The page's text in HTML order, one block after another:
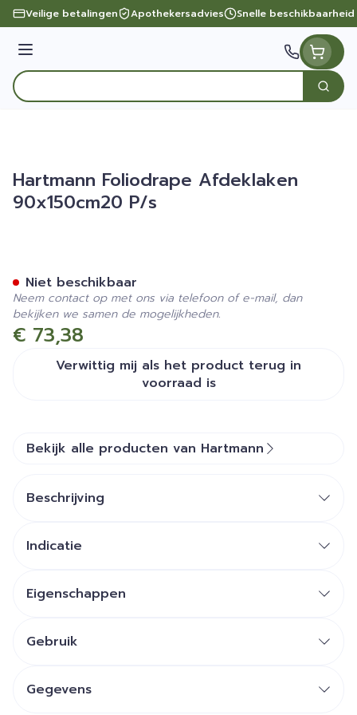
Ga naar de inhoud
Veilige betalingen Apothekersadvies Snelle beschikbaarheid
Menu
Product, merk, categorie...
Zoek
Hartmann Foliodrape Afdeklaken
90x150cm20 P/s
€ 73,38
Verwittig mij als het product terug in
voorraad is
Niet beschikbaar
Neem contact op met ons via telefoon of e-mail, dan
bekijken we samen de mogelijkheden.
Bekijk alle producten van Hartmann
Beschrijving
Indicatie
Eigenschappen
Gebruik
Gegevens